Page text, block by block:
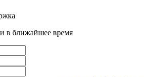
в ближайшее время